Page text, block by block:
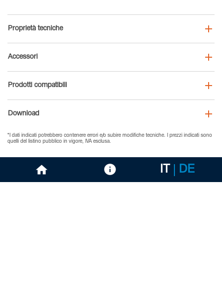
Proprietà tecniche
Accessori
Prodotti compatibili
Download
*I dati indicati potrebbero contenere errori e/o subire modifiche tecniche. I prezzi indicati sono
quelli del listino pubblico in vigore, IVA esclusa.
IT DE